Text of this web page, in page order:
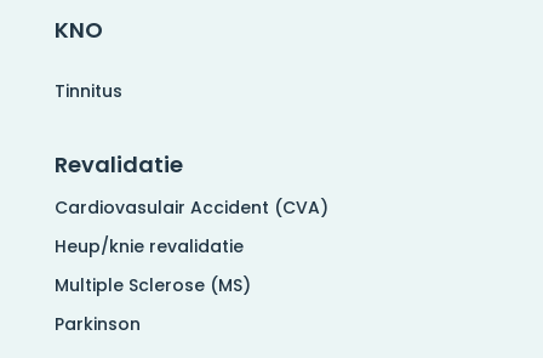
KNO
Tinnitus
Revalidatie
Cardiovasulair Accident (CVA)
Heup/knie revalidatie
Multiple Sclerose (MS)
Parkinson